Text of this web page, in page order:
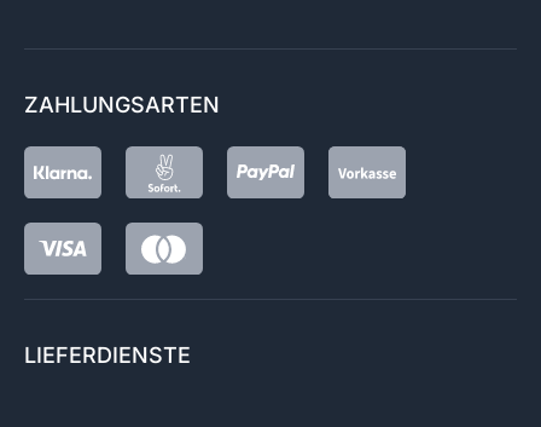
ZAHLUNGSARTEN
LIEFERDIENSTE